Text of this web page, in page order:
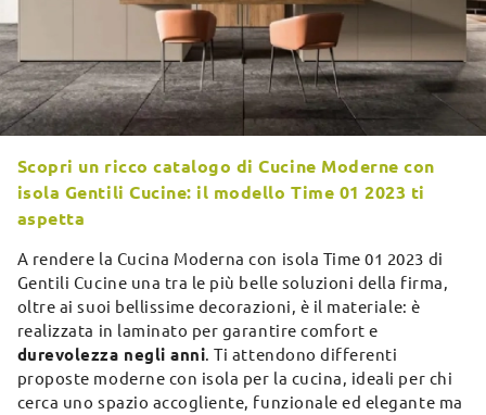
Scopri un ricco catalogo di Cucine Moderne con
isola Gentili Cucine: il modello Time 01 2023 ti
aspetta
A rendere la Cucina Moderna con isola Time 01 2023 di
Gentili Cucine una tra le più belle soluzioni della firma,
oltre ai suoi bellissime decorazioni, è il materiale: è
realizzata in laminato per garantire comfort e
durevolezza negli anni. Ti attendono differenti
proposte moderne con isola per la cucina, ideali per chi
cerca uno spazio accogliente, funzionale ed elegante ma